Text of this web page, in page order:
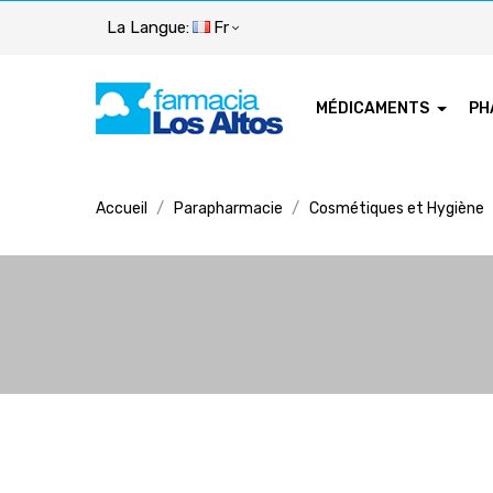
La Langue: Fr
MÉDICAMENTS
Accueil Parapharmacie Cosmétiques et Hygiène